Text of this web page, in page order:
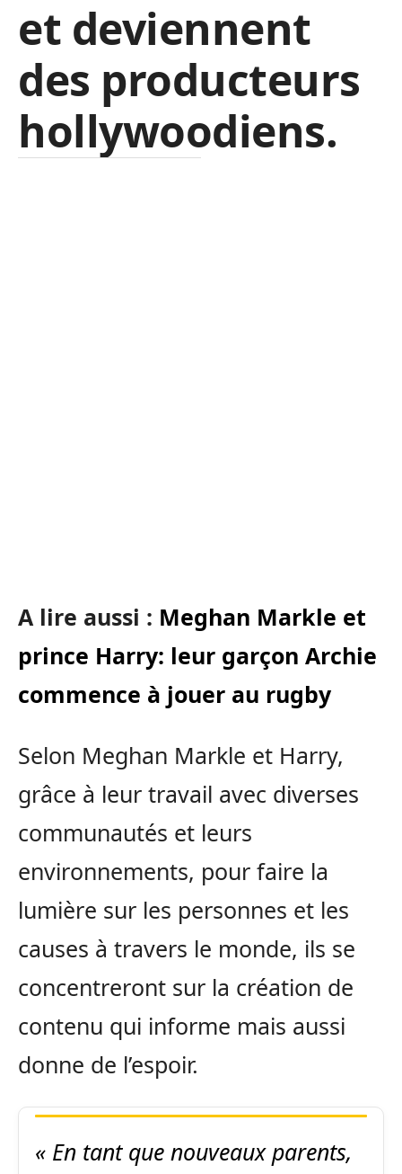
et deviennent
des producteurs
hollywoodiens.
A lire aussi : Meghan Markle et
prince Harry: leur garçon Archie
commence à jouer au rugby
Selon Meghan Markle et Harry,
grâce à leur travail avec diverses
communautés et leurs
environnements, pour faire la
lumière sur les personnes et les
causes à travers le monde, ils se
concentreront sur la création de
contenu qui informe mais aussi
donne de l’espoir.
« En tant que nouveaux parents,